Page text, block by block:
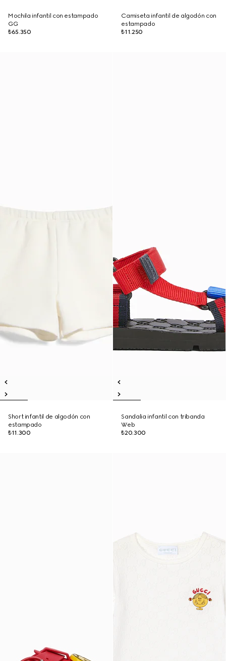
Mochila infantil con estampado
GG
₺65.350
Camiseta infantil de algodón con
estampado
₺11.250
Short infantil de algodón con
estampado
₺11.300
Sandalia infantil con tribanda
Web
₺20.300